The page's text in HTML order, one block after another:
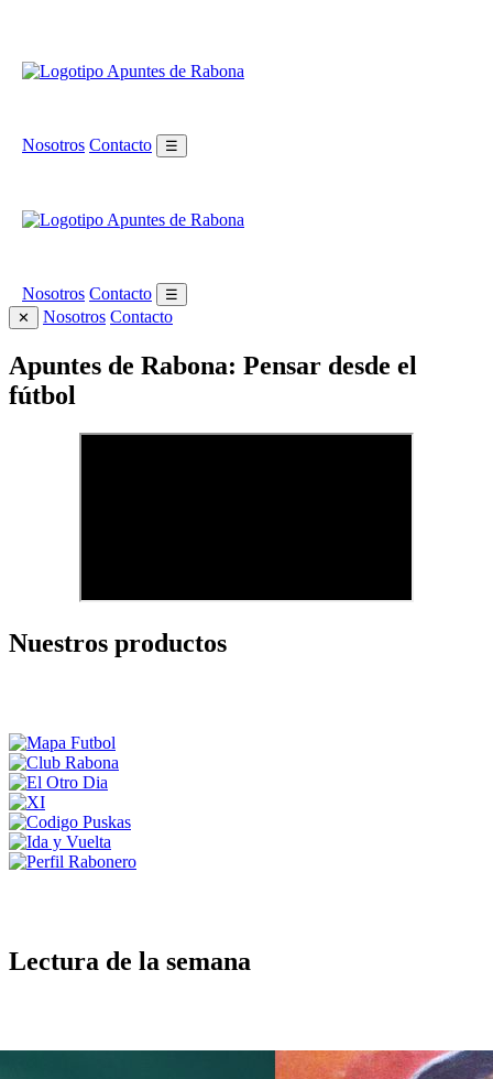
Nosotros Contacto ☰
Nosotros Contacto
☰
✕
Nosotros Contacto
Apuntes de Rabona: Pensar desde el
fútbol
Nuestros productos
Lectura de la semana